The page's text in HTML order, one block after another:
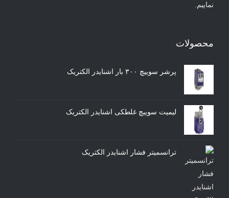
نماییم.
محصولات
پرشر سوییچ ۳۰۰ بار اشنایدر الکتریک
لیمیت سوییچ غلطکی اشنایدر الکتریک
ترانسمیتر فشار اشنایدر الکتریک